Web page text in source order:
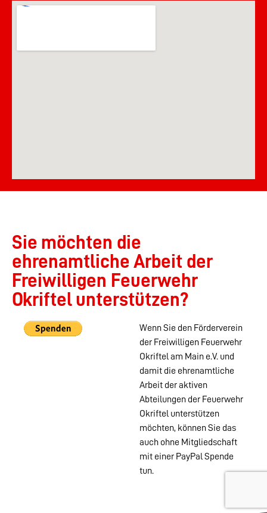
Sie möchten die
ehrenamtliche Arbeit der
Freiwilligen Feuerwehr
Okriftel unterstützen?
Wenn Sie den Förderverein
der Freiwilligen Feuerwehr
Okriftel am Main e.V. und
damit die ehrenamtliche
Arbeit der aktiven
Abteilungen der Feuerwehr
Okriftel unterstützen
möchten, können Sie das
auch ohne Mitgliedschaft
mit einer PayPal Spende
tun.